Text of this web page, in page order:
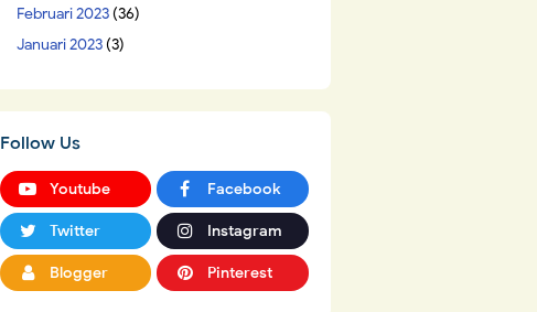
Februari 2023(36)
Januari 2023(3)
Follow Us
Youtube Facebook
Twitter Instagram
Blogger Pinterest